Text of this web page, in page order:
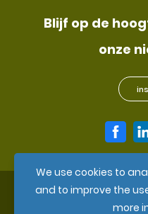
We use cookies to
and to improve the
more
Blijf op de
onze